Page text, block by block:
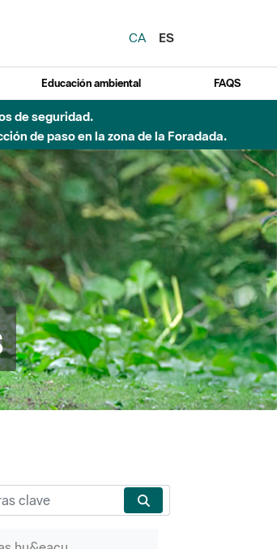
CA
ES
Educación ambiental FAQS
de seguridad.
de paso en la zona de la Foradada.